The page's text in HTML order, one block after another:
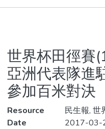
Statistics
世界杯田徑賽
亞洲代表隊進
參加百米對決
Resource
民生報, 世
Date
2017-03-